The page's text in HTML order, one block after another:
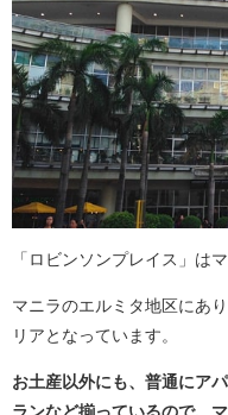
「ロビンソンプレイス」は
マニラのエルミタ地区にあ
リアとなっています。
お土産以外にも、普通にア